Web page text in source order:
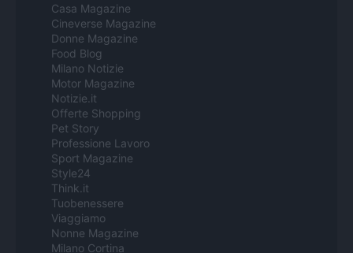
Casa Magazine
Cineverse Magazine
Donne Magazine
Food Blog
Milano Notizie
Motor Magazine
Notizie.it
Offerte Shopping
Pet Story
Professione Lavoro
Sport Magazine
Style24
Think.it
Tuobenessere
Viaggiamo
Nonne Magazine
Milano Cortina